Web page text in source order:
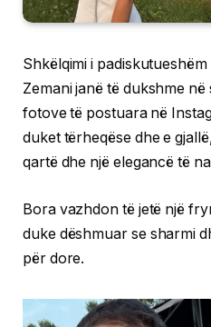
Shkëlqimi i
Zemani janë të dukshme
fotove të postuara në
duket tërheqëse dhe e
qartë dhe një elegancë të
Bora vazhdon të jetë një
duke dëshmuar se sharmi
për dore.